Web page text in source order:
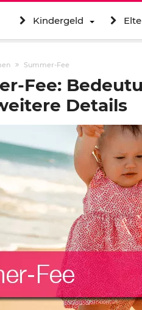
Kindergeld
Summer-Fee
Fee:
Details